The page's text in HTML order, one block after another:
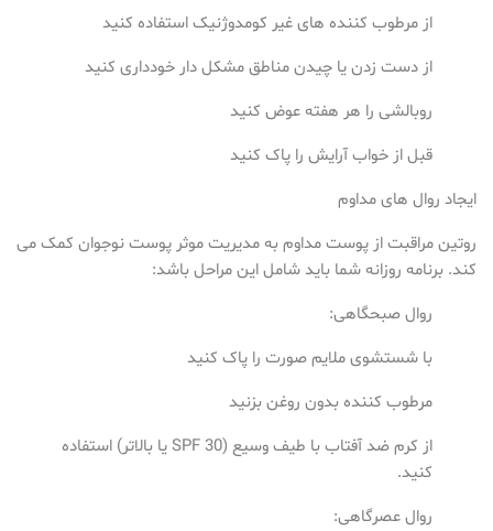
از مرطوب کننده های غیر کومدوژنیک استفاده کنید
از دست زدن یا چیدن مناطق مشکل دار خودداری کنید
روبالشی را هر هفته عوض کنید
قبل از خواب آرایش را پاک کنید
ایجاد روال های مداوم
روتین مراقبت از پوست مداوم به مدیریت موثر پوست نوجوان کمک می
کند. برنامه روزانه شما باید شامل این مراحل باشد:
روال صبحگاهی:
با شستشوی ملایم صورت را پاک کنید
مرطوب کننده بدون روغن بزنید
از کرم ضد آفتاب با طیف وسیع (SPF 30 یا بالاتر) استفاده
کنید.
روال عصرگاهی: